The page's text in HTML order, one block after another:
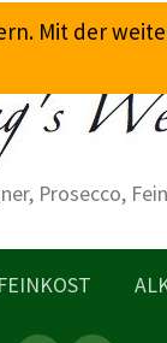
Prosecco,
FEINKOST
Mit der